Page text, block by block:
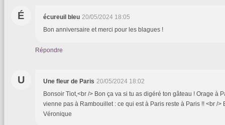
É écureuil bleu 20/05/2024 18:05
Bon anniversaire et merci pour les blagues !
Répondre
U Une fleur de Paris 20/05/2024 18:02
Bonsoir Tiot,<br /> Bon ça va si tu as digéré ton gâteau ! Orage à
vienne pas à Rambouillet : ce qui est à Paris reste à Paris !! <br />
Véronique